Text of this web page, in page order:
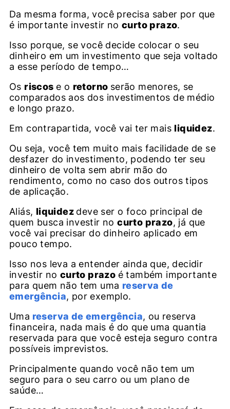
Da mesma forma, você precisa saber por que
é importante investir no curto prazo.
Isso porque, se você decide colocar o seu
dinheiro em um investimento que seja voltado
a esse período de tempo…
Os riscos e o retorno serão menores, se
comparados aos dos investimentos de médio
e longo prazo.
Em contrapartida, você vai ter mais liquidez.
Ou seja, você tem muito mais facilidade de se
desfazer do investimento, podendo ter seu
dinheiro de volta sem abrir mão do
rendimento, como no caso dos outros tipos
de aplicação.
Aliás, liquidez deve ser o foco principal de
quem busca investir nocurto prazo, já que
você vai precisar do dinheiro aplicado em
pouco tempo.
Isso nos leva a entender ainda que, decidir
investir no curto prazo é também importante
para quem não tem uma reserva de
emergência, por exemplo.
Uma reserva de emergência, ou reserva
financeira, nada mais é do que uma quantia
reservada para que você esteja seguro contra
possíveis imprevistos.
Principalmente quando você não tem um
seguro para o seu carro ou um plano de
saúde…